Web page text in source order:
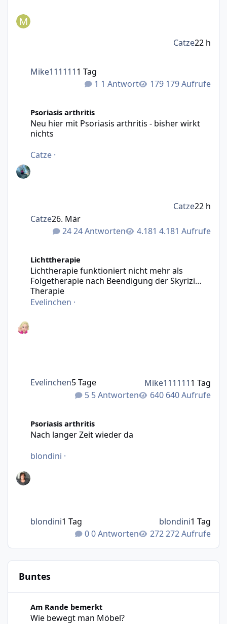
1 Antwort 179 Aufrufe
Mike1111111 Tag
Catze22 h
Psoriasis arthritis
Neu hier mit Psoriasis arthritis - bisher wirkt
nichts
Catze ·
24 Antworten 4.181 Aufrufe
Catze26. Mär
Catze22 h
Lichttherapie
Lichtherapie funktioniert nicht mehr als
Folgetherapie nach Beendigung der Skyrizi
Therapie
Evelinchen ·
5 Antworten 640 Aufrufe
Evelinchen5 Tage Mike1111111 Tag
Psoriasis arthritis
Nach langer Zeit wieder da
blondini ·
0 Antworten 272 Aufrufe
blondini1 Tag blondini1 Tag
Buntes
Am Rande bemerkt
Wie bewegt man Möbel?